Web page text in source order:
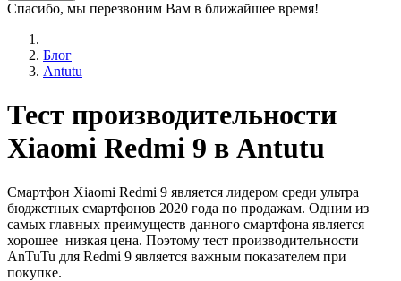
Спасибо, мы перезвоним Вам в ближайшее время!
Блог
Antutu
Тест производительности
Xiaomi Redmi 9 в Antutu
Смартфон Xiaomi Redmi 9 является лидером среди ультра
бюджетных смартфонов 2020 года по продажам. Одним из
самых главных преимуществ данного смартфона является
хорошее низкая цена. Поэтому тест производительности
AnTuTu для Redmi 9 является важным показателем при
покупке.